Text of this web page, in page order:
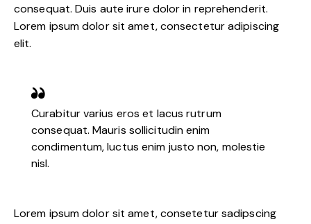
consequat. Duis aute irure dolor in reprehenderit.
Lorem ipsum dolor sit amet, consectetur adipiscing
elit.
Curabitur varius eros et lacus rutrum
consequat. Mauris sollicitudin enim
condimentum, luctus enim justo non, molestie
nisl.
Lorem ipsum dolor sit amet, consetetur sadipscing